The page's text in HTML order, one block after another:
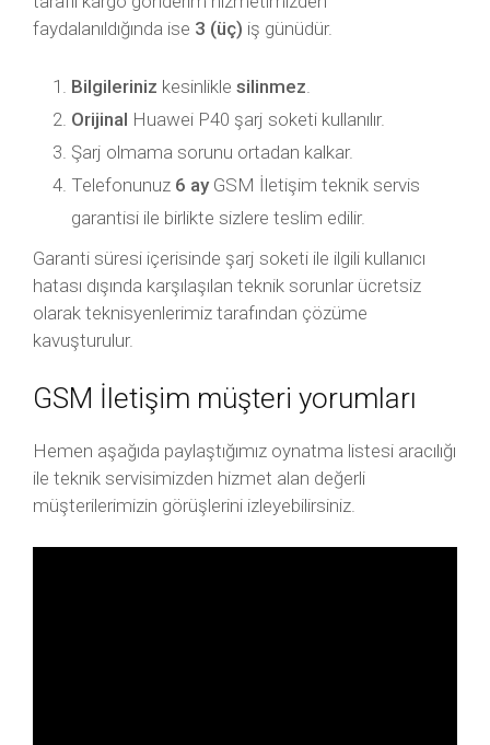
faydalanıldığında ise 3 (üç) iş günüdür.
Bilgileriniz kesinlikle silinmez.
Orijinal Huawei P40 şarj soketi kullanılır.
Şarj olmama sorunu ortadan kalkar.
Telefonunuz 6 ayGSM İletişim teknik servis
garantisi ile birlikte sizlere teslim edilir.
Garanti süresi içerisinde şarj soketi ile ilgili kullanıcı
hatası dışında karşılaşılan teknik sorunlar ücretsiz
olarak teknisyenlerimiz tarafından çözüme
kavuşturulur.
GSM İletişim müşteri yorumları
Hemen aşağıda paylaştığımız oynatma listesi aracılığı
ile teknik servisimizden hizmet alan değerli
müşterilerimizin görüşlerini izleyebilirsiniz.